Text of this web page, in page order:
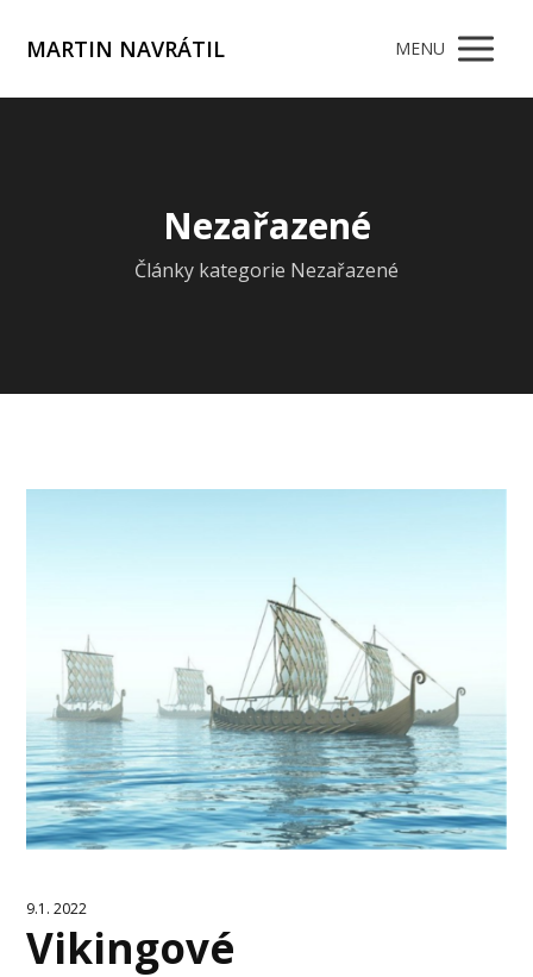
MARTIN NAVRÁTIL MENU
Nezařazené
Články kategorie Nezařazené
9.1. 2022
Vikingové